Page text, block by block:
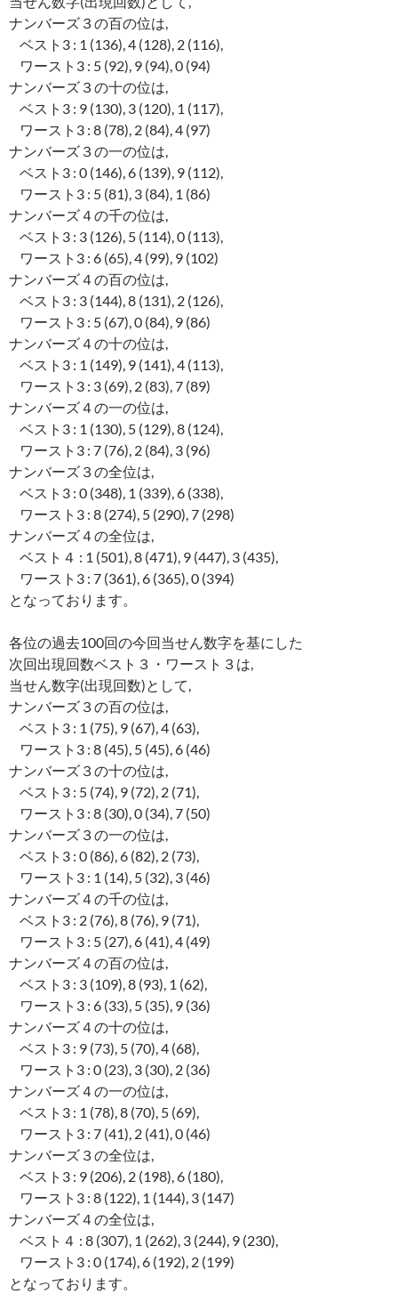
ナンバーズ３の百の位は,
ベスト3 : 1 (136), 4 (128), 2 (116),
ワースト3 : 5 (92), 9 (94), 0 (94)
ナンバーズ３の十の位は,
ベスト3 : 9 (130), 3 (120), 1 (117),
ワースト3 : 8 (78), 2 (84), 4 (97)
ナンバーズ３の一の位は,
ベスト3 : 0 (146), 6 (139), 9 (112),
ワースト3 : 5 (81), 3 (84), 1 (86)
ナンバーズ４の千の位は,
ベスト3 : 3 (126), 5 (114), 0 (113),
ワースト3 : 6 (65), 4 (99), 9 (102)
ナンバーズ４の百の位は,
ベスト3 : 3 (144), 8 (131), 2 (126),
ワースト3 : 5 (67), 0 (84), 9 (86)
ナンバーズ４の十の位は,
ベスト3 : 1 (149), 9 (141), 4 (113),
ワースト3 : 3 (69), 2 (83), 7 (89)
ナンバーズ４の一の位は,
ベスト3 : 1 (130), 5 (129), 8 (124),
ワースト3 : 7 (76), 2 (84), 3 (96)
ナンバーズ３の全位は,
ベスト3 : 0 (348), 1 (339), 6 (338),
ワースト3 : 8 (274), 5 (290), 7 (298)
ナンバーズ４の全位は,
ベスト４ : 1 (501), 8 (471), 9 (447), 3 (435),
ワースト3 : 7 (361), 6 (365), 0 (394)
となっております。
各位の過去100回の今回当せん数字を基にした
次回出現回数ベスト３・ワースト３は,
当せん数字(出現回数)として,
ナンバーズ３の百の位は,
ベスト3 : 1 (75), 9 (67), 4 (63),
ワースト3 : 8 (45), 5 (45), 6 (46)
ナンバーズ３の十の位は,
ベスト3 : 5 (74), 9 (72), 2 (71),
ワースト3 : 8 (30), 0 (34), 7 (50)
ナンバーズ３の一の位は,
ベスト3 : 0 (86), 6 (82), 2 (73),
ワースト3 : 1 (14), 5 (32), 3 (46)
ナンバーズ４の千の位は,
ベスト3 : 2 (76), 8 (76), 9 (71),
ワースト3 : 5 (27), 6 (41), 4 (49)
ナンバーズ４の百の位は,
ベスト3 : 3 (109), 8 (93), 1 (62),
ワースト3 : 6 (33), 5 (35), 9 (36)
ナンバーズ４の十の位は,
ベスト3 : 9 (73), 5 (70), 4 (68),
ワースト3 : 0 (23), 3 (30), 2 (36)
ナンバーズ４の一の位は,
ベスト3 : 1 (78), 8 (70), 5 (69),
ワースト3 : 7 (41), 2 (41), 0 (46)
ナンバーズ３の全位は,
ベスト3 : 9 (206), 2 (198), 6 (180),
ワースト3 : 8 (122), 1 (144), 3 (147)
ナンバーズ４の全位は,
ベスト４ : 8 (307), 1 (262), 3 (244), 9 (230),
ワースト3 : 0 (174), 6 (192), 2 (199)
となっております。